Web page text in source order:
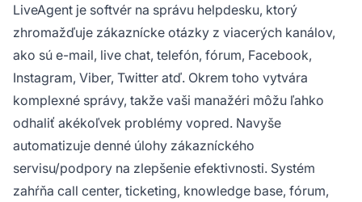
LiveAgent je softvér na správu helpdesku, ktorý
zhromažďuje zákaznícke otázky z viacerých kanálov,
ako sú e-mail, live chat, telefón, fórum, Facebook,
Instagram, Viber, Twitter atď. Okrem toho vytvára
komplexné správy, takže vaši manažéri môžu ľahko
odhaliť akékoľvek problémy vopred. Navyše
automatizuje denné úlohy zákazníckého
servisu/podpory na zlepšenie efektivnosti. Systém
zahŕňa call center, ticketing, knowledge base, fórum,